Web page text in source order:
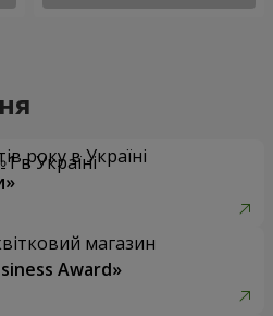
року в Україні
магазин
Award»